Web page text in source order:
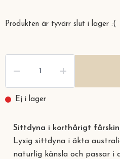
Produkten är tyvärr slut i lager :(
Ej i lager
Sittdyna i korthårigt
Lyxig sittdyna i äkta
naturlig känsla och passar i